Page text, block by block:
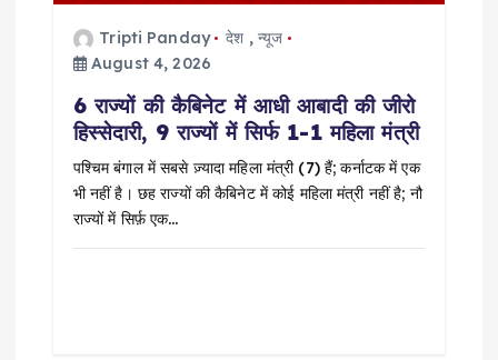
Tripti Panday देश , न्यूज
August 4, 2026
6 राज्यों की कैबिनेट में आधी आबादी की जीरो
हिस्सेदारी, 9 राज्यों में सिर्फ 1-1 महिला मंत्री
पश्चिम बंगाल में सबसे ज़्यादा महिला मंत्री (7) हैं; कर्नाटक में एक
भी नहीं है। छह राज्यों की कैबिनेट में कोई महिला मंत्री नहीं है; नौ
राज्यों में सिर्फ़ एक…